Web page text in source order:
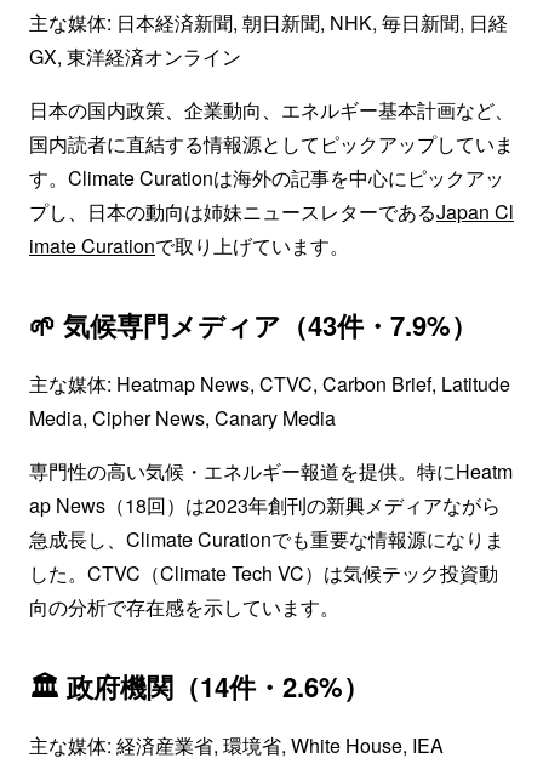
主な媒体: 日本経済新聞, 朝日新聞, NHK, 毎日新聞, 日経
GX, 東洋経済オンライン
日本の国内政策、企業動向、エネルギー基本計画など、
国内読者に直結する情報源としてピックアップしていま
す。Climate Curationは海外の記事を中心にピックアッ
プし、日本の動向は姉妹ニュースレターであるJapan Cl
imate Curationで取り上げています。
🌱 気候専門メディア（43件・7.9%）
主な媒体: Heatmap News, CTVC, Carbon Brief, Latitude
Media, Cipher News, Canary Media
専門性の高い気候・エネルギー報道を提供。特にHeatm
ap News（18回）は2023年創刊の新興メディアながら
急成長し、Climate Curationでも重要な情報源になりま
した。CTVC（Climate Tech VC）は気候テック投資動
向の分析で存在感を示しています。
🏛️ 政府機関（14件・2.6%）
主な媒体: 経済産業省, 環境省, White House, IEA